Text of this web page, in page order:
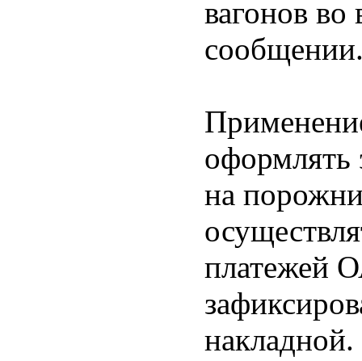
вагонов во
на
платежей
накладной.